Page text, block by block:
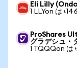
Eli Lilly
1 LLYon は
ProShares
グラデシュ・
1 TQQQon は